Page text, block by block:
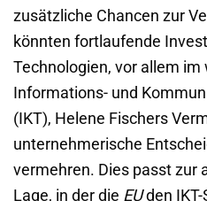
zusätzliche Chancen zur
könnten fortlaufende
Technologien, vor allem im
Informations- und
(IKT), Helene Fischers
unternehmerische
vermehren. Dies passt zur
Lage, in der die EUden IKT-